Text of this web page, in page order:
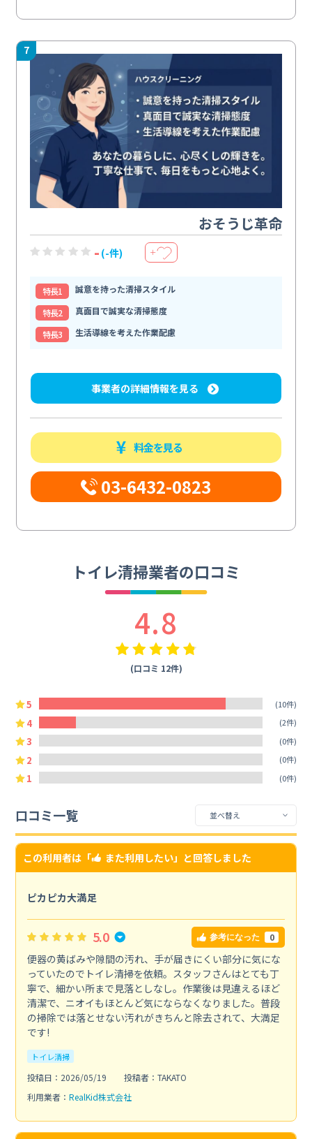
7
おそうじ革命
- (-件) ＋
特⻑1
誠意を持った清掃スタイル
特⻑2
真面目で誠実な清掃態度
特⻑3
生活導線を考えた作業配慮
事業者の詳細情報を見る
料金を見る
03-6432-0823
トイレ清掃業者の口コミ
4.8
(口コミ 12件)
5 (10件)
4 (2件)
3 (0件)
2 (0件)
1 (0件)
口コミ一覧
この利用者は「 また利用したい」と回答しました
ピカピカ大満足
5.0 参考になった 0
便器の黄ばみや隙間の汚れ、手が届きにくい部分に気にな
っていたのでトイレ清掃を依頼。スタッフさんはとても丁
寧で、細かい所まで見落としなし。作業後は見違えるほど
清潔で、ニオイもほとんど気にならなくなりました。普段
の掃除では落とせない汚れがきちんと除去されて、大満足
です!
トイレ清掃
投稿日：2026/05/19
投稿者：TAKATO
利用業者： RealKid株式会社